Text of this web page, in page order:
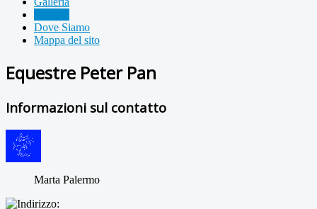
Dove Siamo
Mappa del sito
Equestre Peter Pan
Informazioni sul contatto
Marta Palermo